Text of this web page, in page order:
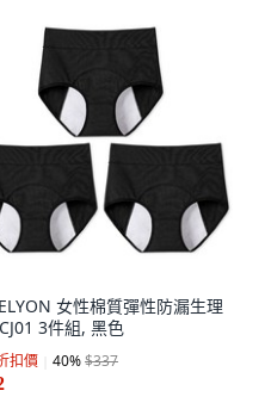
女性棉質彈性防漏生理
3件組, 黑色
扣價 40%$337